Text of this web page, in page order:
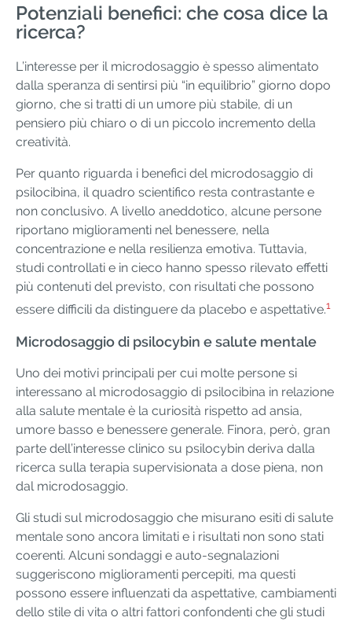
Potenziali benefici: che cosa dice la
ricerca?
L’interesse per il microdosaggio è spesso alimentato
dalla speranza di sentirsi più “in equilibrio” giorno dopo
giorno, che si tratti di un umore più stabile, di un
pensiero più chiaro o di un piccolo incremento della
creatività.
Per quanto riguarda i benefici del microdosaggio di
psilocibina, il quadro scientifico resta contrastante e
non conclusivo. A livello aneddotico, alcune persone
riportano miglioramenti nel benessere, nella
concentrazione e nella resilienza emotiva. Tuttavia,
studi controllati e in cieco hanno spesso rilevato effetti
più contenuti del previsto, con risultati che possono
essere difficili da distinguere da placebo e aspettative.1
Microdosaggio di psilocybin e salute mentale
Uno dei motivi principali per cui molte persone si
interessano al microdosaggio di psilocibina in relazione
alla salute mentale è la curiosità rispetto ad ansia,
umore basso e benessere generale. Finora, però, gran
parte dell’interesse clinico su psilocybin deriva dalla
ricerca sulla terapia supervisionata a dose piena, non
dal microdosaggio.
Gli studi sul microdosaggio che misurano esiti di salute
mentale sono ancora limitati e i risultati non sono stati
coerenti. Alcuni sondaggi e auto-segnalazioni
suggeriscono miglioramenti percepiti, ma questi
possono essere influenzati da aspettative, cambiamenti
dello stile di vita o altri fattori confondenti che gli studi